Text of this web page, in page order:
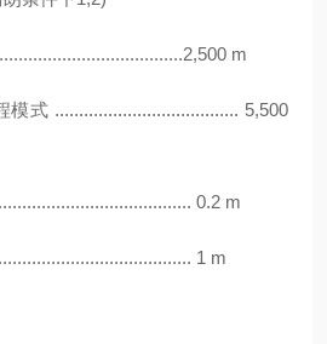
m
...................................... 5,500
0.2 m
1 m